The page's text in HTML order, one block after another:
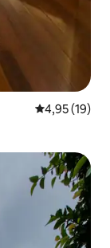
Gemiddelde
4,95 (19)